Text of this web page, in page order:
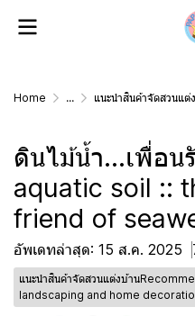
Home ... แนะนำสินค้าจัดสวนแต่งบ้านRecommend products for garden landscaping and
ดินไม้น้ำ…เพื่อน
aquatic soil ::
friend of
อัพเดทล่าสุด: 15 ส.ค. 2025
แนะนำสินค้าจัดสวนแต่งบ้าน
landscaping and home